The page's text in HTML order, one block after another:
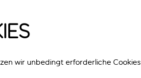
wir unbedingt erforderliche Cookies.